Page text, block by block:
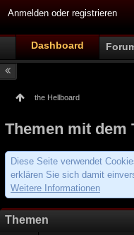
Anmelden oder registrieren
Dashboard
the Hellboard
Themen mit dem
Diese Seite verwendet
erklären Sie sich damit
Weitere Informationen
Themen